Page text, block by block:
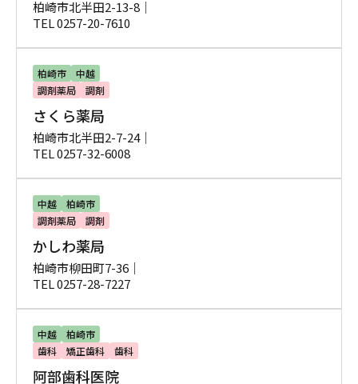
柏崎市北半田2-13-8｜
TEL 0257-20-7610
柏崎市
中越
調剤薬局
調剤
さくら薬局
柏崎市北半田2-7-24｜
TEL 0257-32-6008
中越
柏崎市
調剤薬局
調剤
かしわ薬局
柏崎市柳田町7-36｜
TEL 0257-28-7227
中越
柏崎市
歯科
矯正歯科 歯科
阿部歯科医院